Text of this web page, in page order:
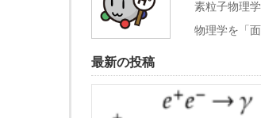
素粒子物理
物理学を「
最新の投稿